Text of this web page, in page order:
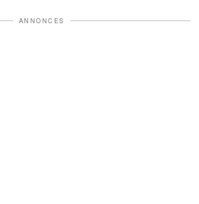
ANNONCES